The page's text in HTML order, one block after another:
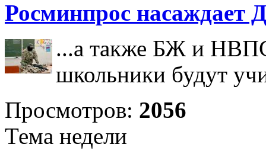
Росминпрос насаждает
...а также БЖ и НВПС
школьники будут
Просмотров: 2056
Тема недели